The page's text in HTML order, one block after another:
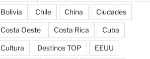
Bolivia Chile China Ciudades
Costa Oeste Costa Rica Cuba
Cultura Destinos TOP EEUU